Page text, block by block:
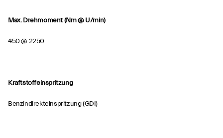
Max. Drehmoment (Nm @ U/min)
450 @ 2250
Kraftstoffeinspritzung
Benzindirekteinspritzung (GDI)